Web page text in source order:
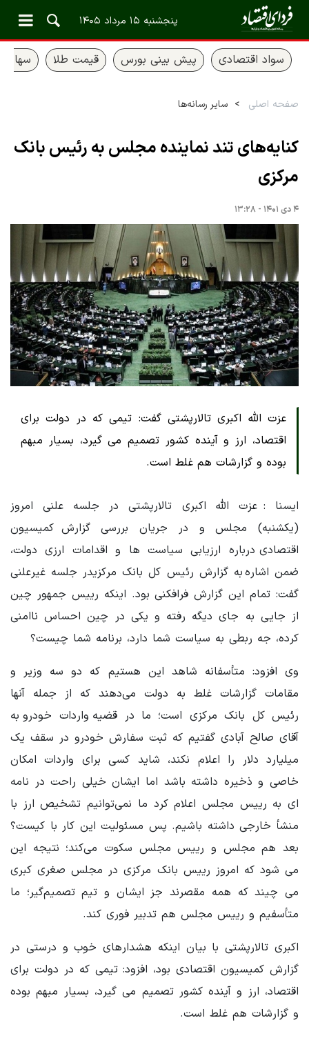
پنجشنبه ۱۵ مرداد ۱۴۰۵
سواد اقتصادی پیش بینی بورس قیمت طلا سهام
صفحه اصلی سایر رسانه‌ها
کنایه‌های تند نماینده مجلس به رئیس بانک
مرکزی
۴ دی ۱۴۰۱ - ۱۳:۲۸
عزت الله اکبری تالارپشتی گفت: تیمی که در دولت برای
اقتصاد، ارز و آینده کشور تصمیم می گیرد، بسیار مبهم
بوده و گزارشات هم غلط است.
ایسنا : عزت الله اکبری تالارپشتی در جلسه علنی امروز
(یکشنبه) مجلس و در جریان بررسی گزارش کمیسیون
اقتصادی درباره ارزیابی سیاست ها و اقدامات ارزی دولت،
ضمن اشاره به گزارش رئیس کل بانک مرکزیدر جلسه غیرعلنی
گفت: تمام این گزارش فرافکنی بود. اینکه رییس جمهور چین
از جایی به جای دیگه رفته و یکی در چین احساس ناامنی
کرده، جه ربطی به سیاست شما دارد، برنامه شما چیست؟
وی افزود: متأسفانه شاهد این هستیم که دو سه وزیر و
مقامات گزارشات غلط به دولت می‌دهند که از جمله آنها
رئیس کل بانک مرکزی است؛ ما در قضیه واردات خودرو به
آقای صالح آبادی گفتیم که ثبت سفارش خودرو در سقف یک
میلیارد دلار را اعلام نکند، شاید کسی برای واردات امکان
خاصی و ذخیره داشته باشد اما ایشان خیلی راحت در نامه
ای به رییس مجلس اعلام کرد ما نمی‌توانیم تشخیص ارز با
منشأ خارجی داشته باشیم. پس مسئولیت این کار با کیست؟
بعد هم مجلس و رییس‌ مجلس سکوت می‌کند؛ نتیجه این
می شود که امروز رییس بانک مرکزی در مجلس صغری کبری
می چیند که همه مقصرند جز ایشان و تیم تصمیم‌گیر؛ ما
متأسفیم و رییس مجلس هم تدبیر فوری کند.
اکبری تالارپشتی با بیان اینکه هشدارهای خوب و درستی در
گزارش کمیسیون اقتصادی بود، افزود: تیمی که در دولت برای
اقتصاد، ارز و آینده کشور تصمیم می گیرد، بسیار مبهم بوده
و گزارشات هم غلط است.